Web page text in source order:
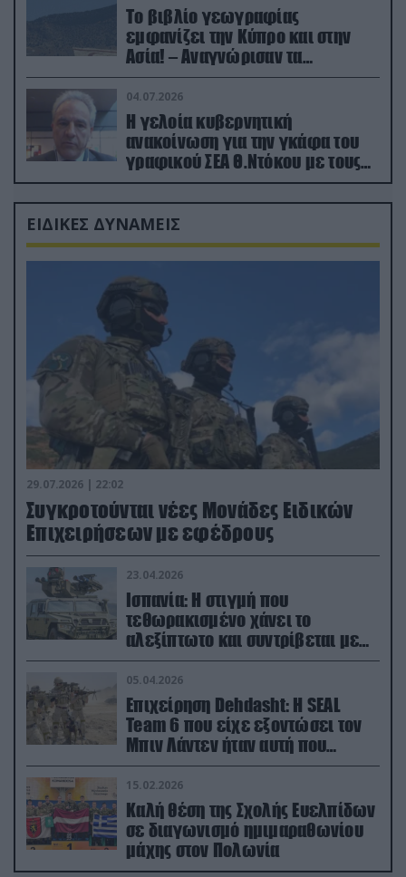
Το βιβλίο γεωγραφίας
εμφανίζει την Κύπρο και στην
Ασία! – Αναγνώρισαν τα
κατεχόμενα; (φωτο)
04.07.2026
Η γελοία κυβερνητική
ανακοίνωση για την γκάφα του
γραφικού ΣΕΑ Θ.Ντόκου με τους
Ρώσους φαρσέρ
ΕΙΔΙΚΕΣ ΔΥΝΑΜΕΙΣ
29.07.2026 | 22:02
Συγκροτούνται νέες Μονάδες Ειδικών
Επιχειρήσεων με εφέδρους
23.04.2026
Ισπανία: Η στιγμή που
τεθωρακισμένο χάνει το
αλεξίπτωτο και συντρίβεται με
ορμή στο έδαφος (βίντεο)
05.04.2026
Επιχείρηση Dehdasht: Η SEAL
Team 6 που είχε εξοντώσει τον
Μπιν Λάντεν ήταν αυτή που
διέσωσε τον πιλότο του F-15
15.02.2026
Καλή θέση της Σχολής Ευελπίδων
σε διαγωνισμό ημιμαραθωνίου
μάχης στον Πολωνία